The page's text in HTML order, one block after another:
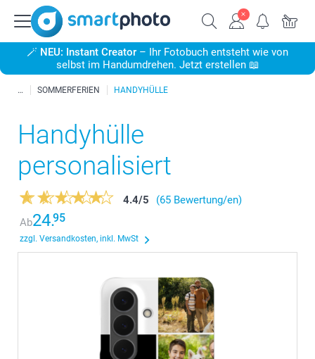
🪄 NEU: Instant Creator – Ihr Fotobuch entsteht wie von
selbst im Handumdrehen. Jetzt erstellen 📖
SOMMERFERIEN HANDYHÜLLE
Handyhülle
personalisiert
4.4/5
(65 Bewertung/en)
Ab24.95
zzgl. Versandkosten, inkl. MwSt